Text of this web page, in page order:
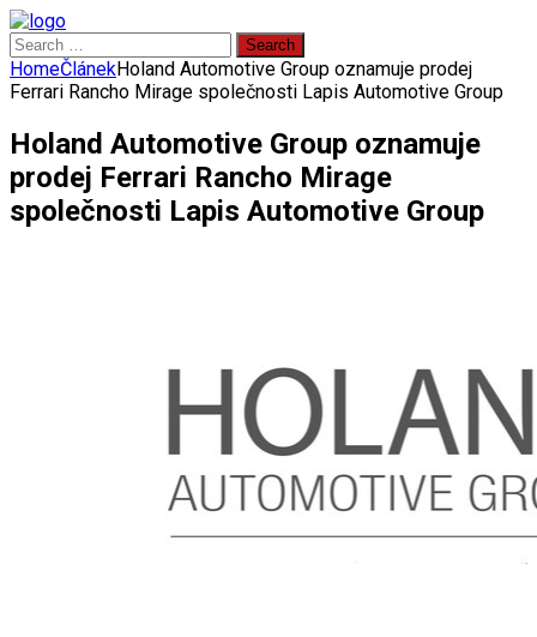
Search
for:
HomeČlánekHoland Automotive Group oznamuje prodej
Ferrari Rancho Mirage společnosti Lapis Automotive Group
Holand Automotive Group oznamuje
prodej Ferrari Rancho Mirage
společnosti Lapis Automotive Group